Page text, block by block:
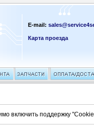
E-mail:
Карта проезда
включить поддержку